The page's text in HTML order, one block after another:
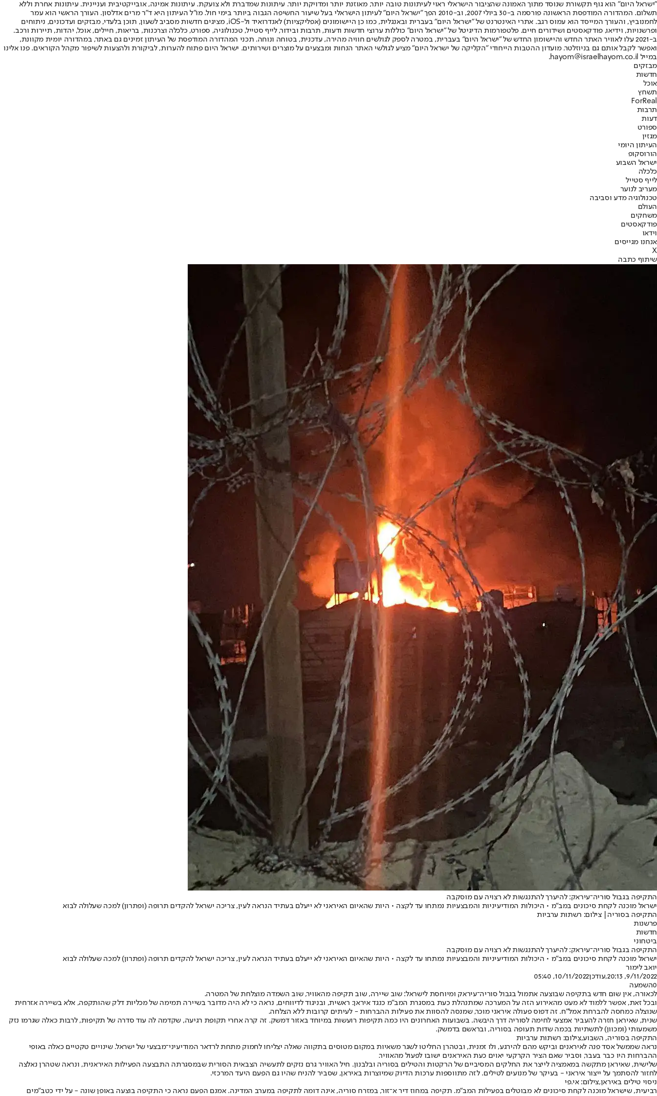
"ישראל היום" הוא גוף תקשורת שנוסד מתוך האמונה שהציבור הישראלי ראוי לעיתונות טובה יותר, מאוזנת יותר ומדויקת יותר. עיתונות שמדברת ולא צועקת. עיתונות אמינה, אובייקטיבית ועניינית. עיתונות אחרת וללא
תשלום. המהדורה המודפסת הראשונה פורסמה ב-30 ביולי 2007, וב-2010 הפך "ישראל היום" לעיתון הישראלי בעל שיעור החשיפה הגבוה ביותר בימי חול. מו"ל העיתון היא ד"ר מרים אדלסון. העורך הראשי הוא עמר
לחמנוביץ, והעורך המייסד הוא עמוס רגב. אתרי האינטרנט של "ישראל היום" בעברית ובאנגלית, כמו כן היישומונים (אפליקציות) לאנדרואיד ול-iOS, מציגים חדשות מסביב לשעון, תוכן בלעדי, מבזקים ועדכונים, ניתוחים
ופרשנויות, וידיאו, פודקאסטים ושידורים חיים. פלטפורמות הדיגיטל של "ישראל היום" כוללות ערוצי חדשות ודעות, תרבות ובידור, לייף סטייל, טכנולוגיה, ספורט, כלכלה וצרכנות, בריאות, חיילים, אוכל, יהדות, תיירות ורכב.
ב-2021 עלו לאוויר האתר החדש והיישומון החדש של "ישראל היום" בעברית, במטרה לספק לגולשים חוויה מהירה, עדכנית, בטוחה ונוחה. תכני המהדורה המודפסת של העיתון זמינים גם באתר, במהדורה יומית מקוונת,
ואפשר לקבל אותם גם בניוזלטר. מועדון ההטבות הייחודי "הקליקה של ישראל היום" מציע לגולשי האתר הנחות ומבצעים על מוצרים ושירותים. ישראל היום פתוח להערות, לביקורת ולהצעות לשיפור מקהל הקוראים. פנו אלינו
במייל hayom@israelhayom.co.il.
מבזקים
חדשות
אוכל
תשחץ
ForReal
תרבות
דעות
ספורט
מגזין
העיתון היומי
הורוסקופ
ישראל השבוע
כלכלה
לייף סטייל
מעריב לנוער
טכנולוגיה מדע וסביבה
העולם
משחקים
פודקאסטים
וידאו
אנחנו מגייסים
X
שיתוף כתבה
התקיפה בגבול סוריה־עיראק: להיערך להתנגשות לא רצויה עם מוסקבה
ישראל מוכנה לקחת סיכונים במב"מ • היכולות המודיעיניות והמבצעיות נמתחו עד לקצה • היות שהאיום האיראני לא ייעלם בעתיד הנראה לעין, צריכה ישראל להקדים תרופה (ופתרון) למכה שעלולה לבוא
התקיפה בסוריה| צילום: רשתות ערביות
פרשנות
חדשות
ביטחוני
התקיפה בגבול סוריה־עיראק: להיערך להתנגשות לא רצויה עם מוסקבה
ישראל מוכנה לקחת סיכונים במב"מ • היכולות המודיעיניות והמבצעיות נמתחו עד לקצה • היות שהאיום האיראני לא ייעלם בעתיד הנראה לעין, צריכה ישראל להקדים תרופה (ופתרון) למכה שעלולה לבוא
יואב לימור
9/11/2022, 20:13
,עודכן10/11/2022, 05:40
0השמעה
לכאורה, אין שום חדש בתקיפה שבוצעה אתמול בגבול סוריה־עיראק ומיוחסת לישראל: שוב שיירה, שוב תקיפה מהאוויר, שוב השמדה מוצלחת של המטרה.
ובכל זאת, אפשר ללמוד לא מעט מהאירוע הזה על המערכה שמתנהלת כעת במסגרת המב"מ כנגד איראן: ראשית, ובניגוד לדיווחים, נראה כי לא היה מדובר בשיירה תמימה של מכליות דלק שהותקפה, אלא בשיירה אזרחית
שנוצלה כמחסה להברחת אמל"ח. זה דפוס פעולה איראני מוכר, שמנסה להסוות את פעילות ההברחות - לעיתים קרובות ללא הצלחה.
שנית, שאיראן חזרה להעביר אמצעי לחימה לסוריה דרך היבשה. בשבועות האחרונים היו כמה תקיפות רועשות במיוחד באזור דמשק. זה קרה אחרי תקופת רגיעה, שקדמה לה עוד סדרה של תקיפות, לרבות כאלה שגרמו נזק
משמעותי (ומכוון) לתשתיות בכמה שדות תעופה בסוריה, ובראשם בדמשק.
התקיפה בסוריה, השבוע,צילום: רשתות ערביות
נראה שממשל אסד פנה לאיראנים וביקש מהם להירגע, ולו זמנית, ובטהרן החליטו לשגר משאיות במקום מטוסים בתקווה שאלה יצליחו לחמוק מתחת לרדאר המודיעיני־מבצעי של ישראל. שינויים טקטיים כאלה באופי
ההברחות היו כבר בעבר, וסביר שאם הציר הקרקעי יאוים כעת האיראנים ישובו לפעול מהאוויר.
שלישית, שאיראן מתקשה במאמציה לייצר את החלקים המסיביים של הרקטות והטילים בסוריה ובלבנון. חיל האוויר גרם נזקים לתעשיה הצבאית הסורית שבמסגרתה התבצעה הפעילות האיראנית, ונראה שטהרן נאלצה
לחזור להסתמך על ייצור איראני - בעיקר של מנועים לטילים. לזה מתווספות ערכות הדיוק שמיוצרות באיראן, שסביר להניח שהיו גם הפעם היעד המרכזי.
ניסוי טילים באיראן,צילום: אי.פי
רביעית, שישראל מוכנה לקחת סיכונים לא מבוטלים בפעילות המב"מ. תקיפה במחוז דיר א־זור, במזרח סוריה, אינה דומה לתקיפה במערב המדינה. אמנם הפעם נראה כי התקיפה בוצעה באופן שונה - על ידי כטב"מים